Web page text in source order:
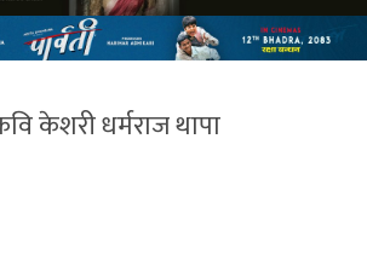
केशरी धर्मराज थापा